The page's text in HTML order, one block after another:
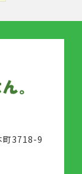
3718-9